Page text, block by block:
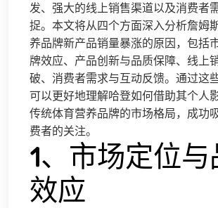
发、强大的线上销售渠道以及消费者
捉。本文将从四个方面深入分析詹姆
养品牌新产品销量暴涨的原因，包括
牌效应、产品创新与品质保障、线上
破、消费者需求与互动反馈。通过这
可以更好地理解哈登如何借助其个人
传统体育营养品牌的市场格局，成功
费者的关注。
1、市场定位与
效应